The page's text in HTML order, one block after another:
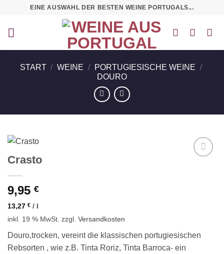
springen
EINE AUSWAHL DER BESTEN WEINE PORTUGALS...
START / WEINE / PORTUGIESISCHE WEINE /
DOURO
Crasto
9,95 €
13,27 € / l
inkl. 19 % MwSt. zzgl. Versandkosten
Douro,trocken, vereint die klassischen portugiesischen
Rebsorten , wie z.B. Tinta Roriz, Tinta Barroca- ein